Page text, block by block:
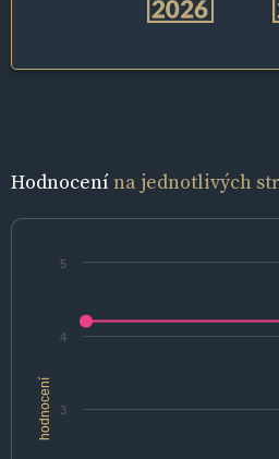
Hodnocenína jednotlivých
hodnocení 3
4
5